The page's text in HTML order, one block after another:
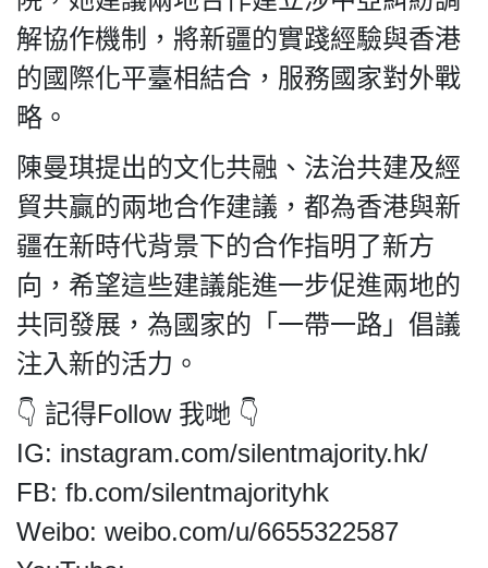
解協作機制，將新疆的實踐經驗與香港
的國際化平臺相結合，服務國家對外戰
略。
陳曼琪提出的文化共融、法治共建及經
貿共贏的兩地合作建議，都為香港與新
疆在新時代背景下的合作指明了新方
向，希望這些建議能進一步促進兩地的
共同發展，為國家的「一帶一路」倡議
注入新的活力。
👇 記得Follow 我哋 👇
IG: instagram.com/silentmajority.hk/
FB: fb.com/silentmajorityhk
Weibo: weibo.com/u/6655322587